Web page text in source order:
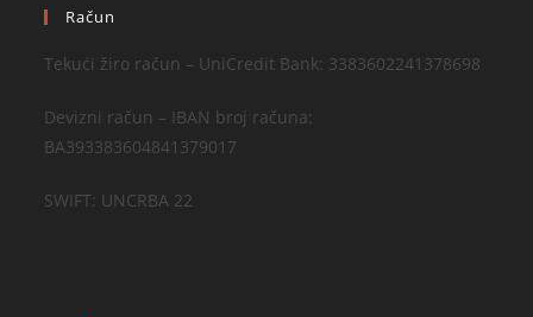
Račun
Tekući žiro račun – UniCredit Bank: 3383602241378698
Devizni račun – IBAN broj računa:
BA393383604841379017
SWIFT: UNCRBA 22